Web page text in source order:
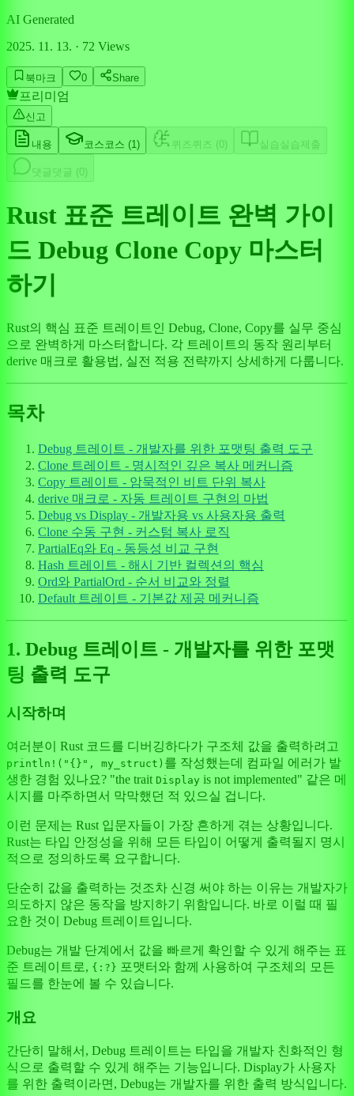
AI Generated
2025. 11. 13. · 72 Views
북마크 0 Share
프리미엄
신고
내용 코스 코스 (1 ) 퀴즈 퀴즈 (0 ) 실습실습제출
댓글 댓글 (0 )
Rust 표준 트레이트 완벽 가이
드 Debug Clone Copy 마스터
하기
Rust의 핵심 표준 트레이트인 Debug, Clone, Copy를 실무 중심
으로 완벽하게 마스터합니다. 각 트레이트의 동작 원리부터
derive 매크로 활용법, 실전 적용 전략까지 상세하게 다룹니다.
목차
Debug 트레이트 - 개발자를 위한 포맷팅 출력 도구
Clone 트레이트 - 명시적인 깊은 복사 메커니즘
Copy 트레이트 - 암묵적인 비트 단위 복사
derive 매크로 - 자동 트레이트 구현의 마법
Debug vs Display - 개발자용 vs 사용자용 출력
Clone 수동 구현 - 커스텀 복사 로직
PartialEq와 Eq - 동등성 비교 구현
Hash 트레이트 - 해시 기반 컬렉션의 핵심
Ord와 PartialOrd - 순서 비교와 정렬
Default 트레이트 - 기본값 제공 메커니즘
1. Debug 트레이트 - 개발자를 위한 포맷
팅 출력 도구
시작하며
여러분이 Rust 코드를 디버깅하다가 구조체 값을 출력하려고
println!("{}", my_struct) 를 작성했는데 컴파일 에러가 발
생한 경험 있나요? "the trait Display is not implemented" 같은 메
시지를 마주하면서 막막했던 적 있으실 겁니다.
이런 문제는 Rust 입문자들이 가장 흔하게 겪는 상황입니다.
Rust는 타입 안정성을 위해 모든 타입이 어떻게 출력될지 명시
적으로 정의하도록 요구합니다.
단순히 값을 출력하는 것조차 신경 써야 하는 이유는 개발자가
의도하지 않은 동작을 방지하기 위함입니다. 바로 이럴 때 필
요한 것이 Debug 트레이트입니다.
Debug는 개발 단계에서 값을 빠르게 확인할 수 있게 해주는 표
준 트레이트로, {:?} 포맷터와 함께 사용하여 구조체의 모든
필드를 한눈에 볼 수 있습니다.
개요
간단히 말해서, Debug 트레이트는 타입을 개발자 친화적인 형
식으로 출력할 수 있게 해주는 기능입니다. Display가 사용자
를 위한 출력이라면, Debug는 개발자를 위한 출력 방식입니다.